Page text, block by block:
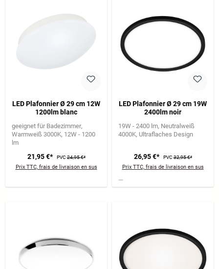
LED Plafonnier Ø 29 cm 12W
1200lm blanc
geeignet für Badezimmer
Warmweiß 3000K 12W - 1200
lm
21,95 €* PVC24,95 €*
Prix TTC, frais de livraison en sus
LED Plafonnier Ø 29 cm 19W
2400lm noir
19W - 2400 lm Neutralweiß
4000K Ultraflaches Design
26,95 €* PVC32,95 €*
Prix TTC, frais de livraison en sus